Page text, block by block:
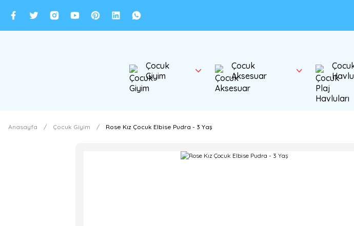
Çocuk
Giyim
Çocuk
Aksesuar
Anasayfa Çocuk Giyim Rose Kız Çocuk Elbise Pudra - 3 Yaş